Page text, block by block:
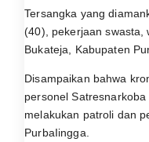
Tersangka yang
(40), pekerjaan swasta,
Bukateja, Kabupaten
Disampaikan bahwa
personel
melakukan patroli dan
PurbaIingga.